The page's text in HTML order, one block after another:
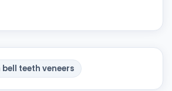
teeth veneers